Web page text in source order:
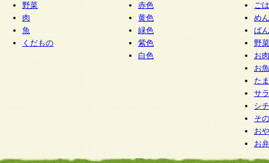
野菜
肉
魚
くだもの
赤色
黄色
緑色
紫色
白色
ご
めん
ぱん
野
お
お
た
サ
シ
そ
お
お